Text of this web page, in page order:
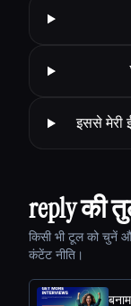
इससे मेरी
reply की
किसी भी टूल को चुनें
कंटेंट नीति।